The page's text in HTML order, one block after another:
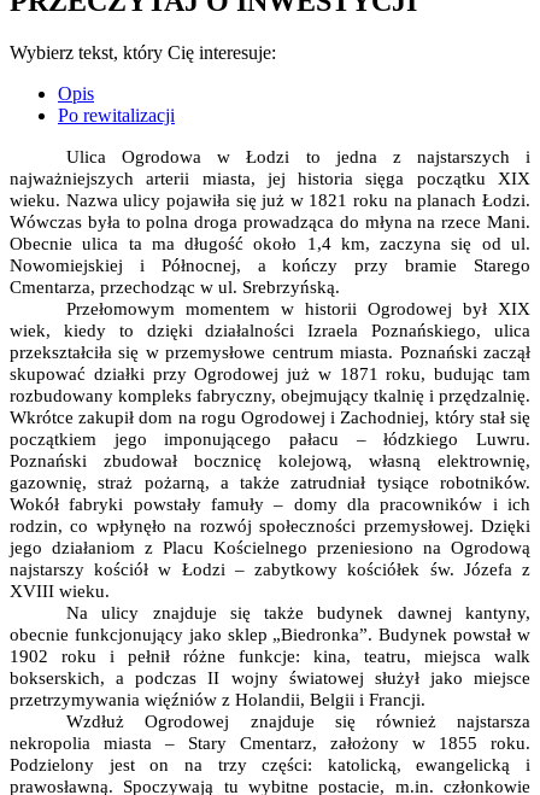
Wybierz tekst, który Cię interesuje:
Opis
Po rewitalizacji
Ulica Ogrodowa w Łodzi to jedna z najstarszych i
najważniejszych arterii miasta, jej historia sięga początku XIX
wieku. Nazwa ulicy pojawiła się już w 1821 roku na planach Łodzi.
Wówczas była to polna droga prowadząca do młyna na rzece Mani.
Obecnie ulica ta ma długość około 1,4 km, zaczyna się od ul.
Nowomiejskiej i Północnej, a kończy przy bramie Starego
Cmentarza, przechodząc w ul. Srebrzyńską.
Przełomowym momentem w historii Ogrodowej był XIX
wiek, kiedy to dzięki działalności Izraela Poznańskiego, ulica
przekształciła się w przemysłowe centrum miasta. Poznański zaczął
skupować działki przy Ogrodowej już w 1871 roku, budując tam
rozbudowany kompleks fabryczny, obejmujący tkalnię i przędzalnię.
Wkrótce zakupił dom na rogu Ogrodowej i Zachodniej, który stał się
początkiem jego imponującego pałacu – łódzkiego Luwru.
Poznański zbudował bocznicę kolejową, własną elektrownię,
gazownię, straż pożarną, a także zatrudniał tysiące robotników.
Wokół fabryki powstały famuły – domy dla pracowników i ich
rodzin, co wpłynęło na rozwój społeczności przemysłowej. Dzięki
jego działaniom z Placu Kościelnego przeniesiono na Ogrodową
najstarszy kościół w Łodzi – zabytkowy kościółek św. Józefa z
XVIII wieku.
Na ulicy znajduje się także budynek dawnej kantyny,
obecnie funkcjonujący jako sklep „Biedronka”. Budynek powstał w
1902 roku i pełnił różne funkcje: kina, teatru, miejsca walk
bokserskich, a podczas II wojny światowej służył jako miejsce
przetrzymywania więźniów z Holandii, Belgii i Francji.
Wzdłuż Ogrodowej znajduje się również najstarsza
nekropolia miasta – Stary Cmentarz, założony w 1855 roku.
Podzielony jest on na trzy części: katolicką, ewangelicką i
prawosławną. Spoczywają tu wybitne postacie, m.in. członkowie